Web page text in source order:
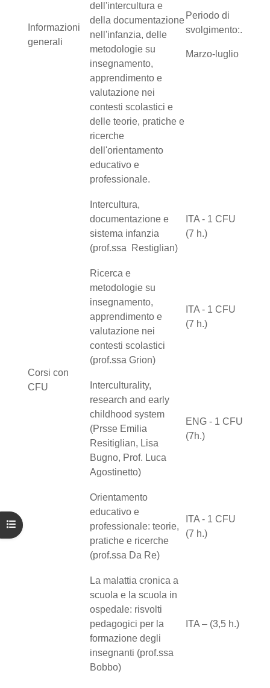
Open course index
Informazioni
generali
dell'intercultura e
della documentazione
nell'infanzia, delle
metodologie su
insegnamento,
apprendimento e
valutazione nei
contesti scolastici e
delle teorie, pratiche e
ricerche
dell'orientamento
educativo e
professionale.
Periodo di
svolgimento:.
Marzo-luglio
Corsi con
CFU
Intercultura,
documentazione e
sistema infanzia
(prof.ssa Restiglian)
ITA - 1 CFU
(7 h.)
Ricerca e
metodologie su
insegnamento,
apprendimento e
valutazione nei
contesti scolastici
(prof.ssa Grion)
ITA - 1 CFU
(7 h.)
Interculturality,
research and early
childhood system
(Prsse Emilia
Resitiglian, Lisa
Bugno, Prof. Luca
Agostinetto)
ENG - 1 CFU
(7h.)
Orientamento
educativo e
professionale: teorie,
pratiche e ricerche
(prof.ssa Da Re)
ITA - 1 CFU
(7 h.)
La malattia cronica a
scuola e la scuola in
ospedale: risvolti
pedagogici per la
formazione degli
insegnanti (prof.ssa
Bobbo)
ITA – (3,5 h.)